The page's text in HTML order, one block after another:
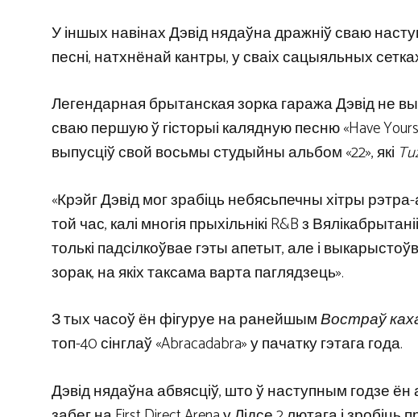
У іншых навінах Дэвід нядаўна дражніў сваю
песні, натхнёнай кантры, у сваіх сацыяльных
Легендарная брытанская зорка гаража Дэвід не
сваю першую ў гісторыі калядную песню «Have
выпусціў свой восьмы студыйны альбом «22», які
«Крэйг Дэвід мог зрабіць небясьпечны хітры
той час, калі многія прыхільнікі R&B з
толькі падсілкоўвае гэты апетыт, але і
зорак, на якіх таксама варта паглядзець».
З тых часоў ён фігуруе на ранейшымВостраў
топ-40 сінглаў «Abracadabra» у пачатку гэтага года.
Дэвід нядаўна абвясціў, што ў наступным годзе